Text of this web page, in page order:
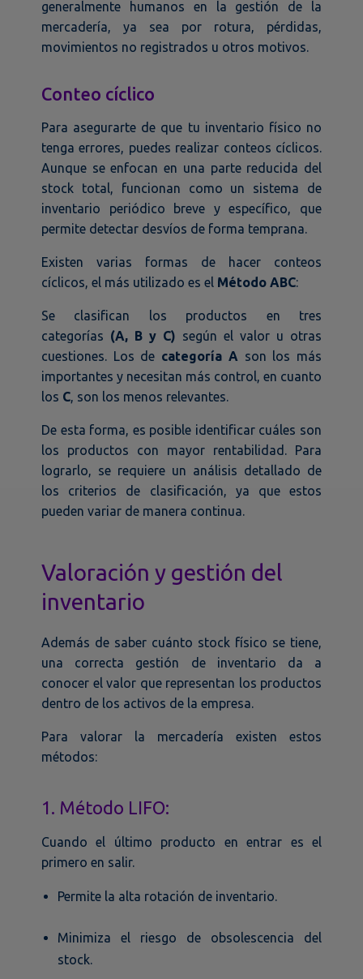
generalmente humanos en la gestión de la
mercadería, ya sea por rotura, pérdidas,
movimientos no registrados u otros motivos.
Conteo cíclico
Para asegurarte de que tu inventario físico no
tenga errores, puedes realizar conteos cíclicos.
Aunque se enfocan en una parte reducida del
stock total, funcionan como un sistema de
inventario periódico breve y específico, que
permite detectar desvíos de forma temprana.
Existen varias formas de hacer conteos
cíclicos, el más utilizado es el Método ABC:
Se clasifican los productos en tres
categorías (A, B y C) según el valor u otras
cuestiones. Los de categoría A son los más
importantes y necesitan más control, en cuanto
los C, son los menos relevantes.
De esta forma, es posible identificar cuáles son
los productos con mayor rentabilidad. Para
lograrlo, se requiere un análisis detallado de
los criterios de clasificación, ya que estos
pueden variar de manera continua.
Valoración y gestión del
inventario
Además de saber cuánto stock físico se tiene,
una correcta gestión de inventario da a
conocer el valor que representan los productos
dentro de los activos de la empresa.
Para valorar la mercadería existen estos
métodos:
1. Método LIFO:
Cuando el último producto en entrar es el
primero en salir.
Permite la alta rotación de inventario.
Minimiza el riesgo de obsolescencia del
stock.